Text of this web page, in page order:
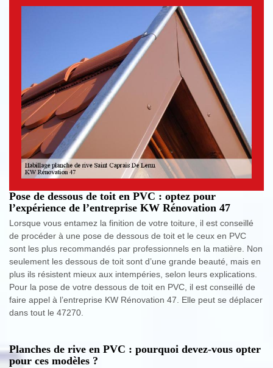
Pose de dessous de toit en PVC : optez pour
l’expérience de l’entreprise KW Rénovation 47
Lorsque vous entamez la finition de votre toiture, il est conseillé
de procéder à une pose de dessous de toit et le ceux en PVC
sont les plus recommandés par professionnels en la matière. Non
seulement les dessous de toit sont d’une grande beauté, mais en
plus ils résistent mieux aux intempéries, selon leurs explications.
Pour la pose de votre dessous de toit en PVC, il est conseillé de
faire appel à l’entreprise KW Rénovation 47. Elle peut se déplacer
dans tout le 47270.
Planches de rive en PVC : pourquoi devez-vous opter
pour ces modèles ?